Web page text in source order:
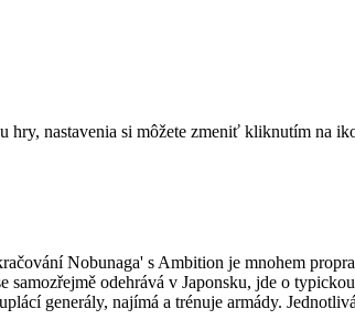
hry, nastavenia si môžete zmeniť kliknutím na
Nobunaga' s Ambition je mnohem
odehrává v Japonsku, jde o
generály, najímá a trénuje armády.